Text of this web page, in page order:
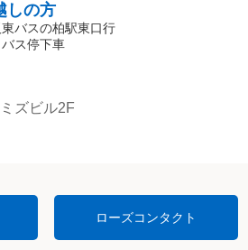
しの方
バスの柏駅東口行
バス停下車
ズビル2F
ローズコンタクト